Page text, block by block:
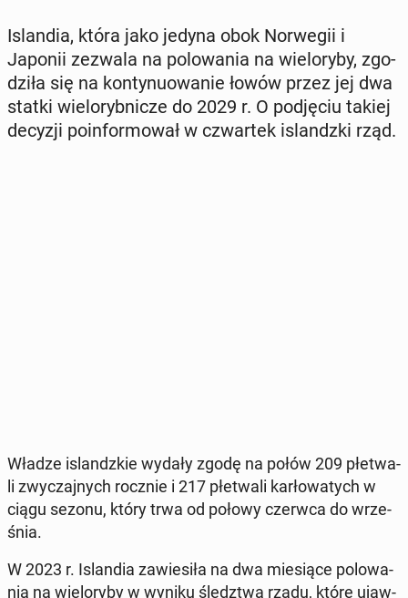
Is­lan­dia, która jako jedyna obok Nor­we­gii i
Japonii zezwala na po­lo­wa­nia na wie­lo­ry­by, zgo­
dzi­ła się na kon­ty­nu­owa­nie łowów przez jej dwa
statki wie­lo­ryb­ni­cze do 2029 r. O pod­ję­ciu takiej
decyzji po­in­for­mo­wał w czwar­tek is­landz­ki rząd.
Władze is­landz­kie wydały zgodę na połów 209 płe­twa­
li zwy­czaj­nych rocznie i 217 płe­twa­li kar­ło­wa­tych w
ciągu sezonu, który trwa od połowy czerwca do wrze­
śnia.
W 2023 r. Is­lan­dia za­wie­si­ła na dwa mie­sią­ce po­lo­wa­
nia na wie­lo­ry­by w wyniku śledz­twa rządu, które ujaw­